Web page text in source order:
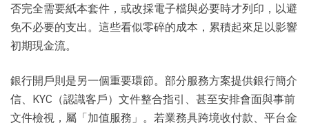
否完全需要紙本套件，或改採電子檔與必要時才列印，以避
免不必要的支出。這些看似零碎的成本，累積起來足以影響
初期現金流。
銀行開戶則是另一個重要環節。部分服務方案提供銀行簡介
信、KYC（認識客戶）文件整合指引、甚至安排會面與事前
文件檢視，屬「加值服務」。若業務具跨境收付款、平台金